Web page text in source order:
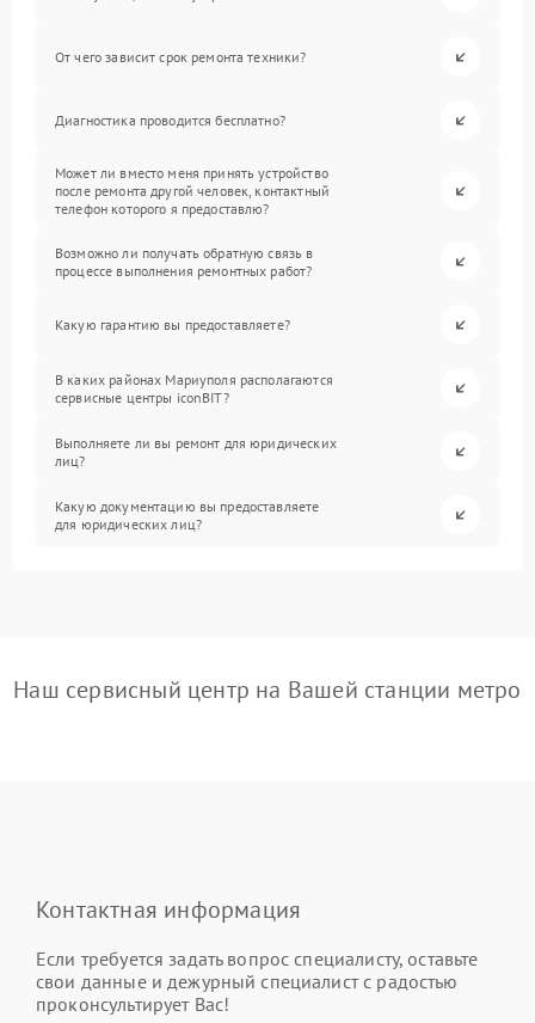
От чего зависит срок ремонта техники?
Диагностика проводится бесплатно?
Может ли вместо меня принять устройство
после ремонта другой человек, контактный
телефон которого я предоставлю?
Возможно ли получать обратную связь в
процессе выполнения ремонтных работ?
Какую гарантию вы предоставляете?
В каких районах Мариуполя располагаются
сервисные центры iconBIT?
Выполняете ли вы ремонт для юридических
лиц?
Какую документацию вы предоставляете
для юридических лиц?
Наш сервисный центр на Вашей станции метро
Контактная информация
Если требуется задать вопрос специалисту, оставьте
свои данные и дежурный специалист с радостью
проконсультирует Вас!